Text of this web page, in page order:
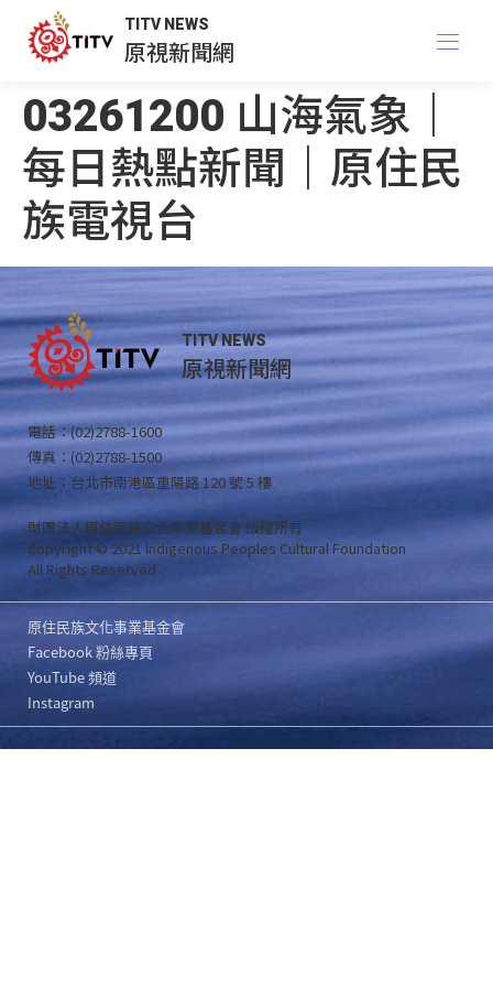
TITV NEWS
原視新聞網
03261200 山海氣象｜
每日熱點新聞｜原住民
族電視台
TITV NEWS
原視新聞網
電話：(02)2788-1600
傳真：(02)2788-1500
地址：台北市南港區重陽路 120 號 5 樓
財團法人原住民族文化事業基金會 版權所有
Copyright © 2021 Indigenous Peoples Cultural Foundation
All Rights Reserved .
原住民族文化事業基金會
Facebook 粉絲專頁
YouTube 頻道
Instagram